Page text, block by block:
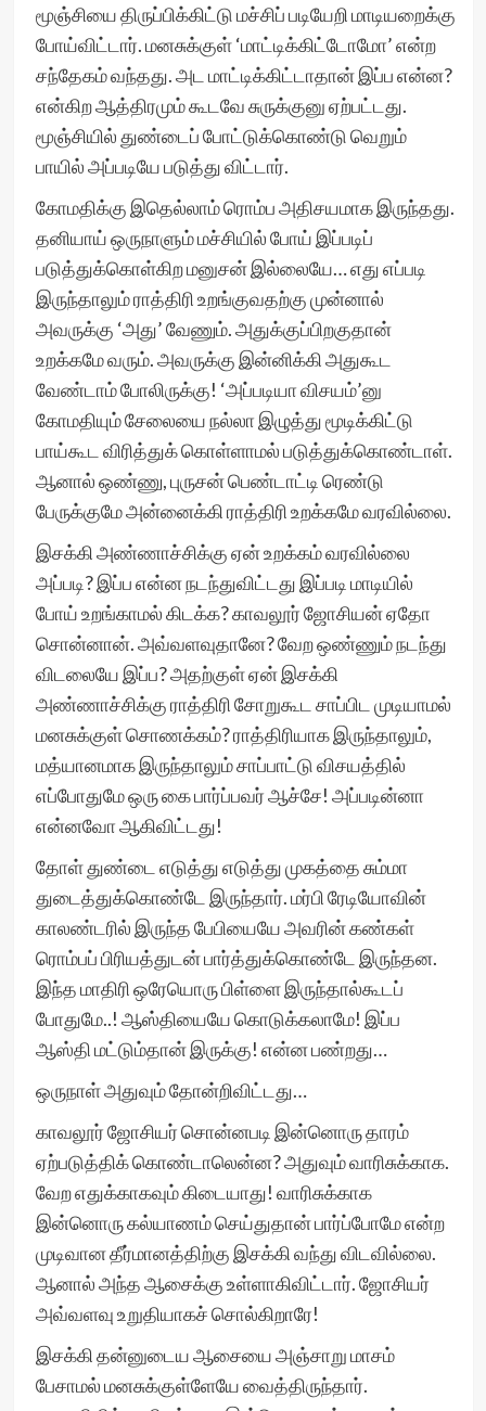
மூஞ்சியை திருப்பிக்கிட்டு மச்சிப் படியேறி மாடியறைக்கு
போய்விட்டார். மனசுக்குள் ‘மாட்டிக்கிட்டோமோ’ என்ற
சந்தேகம் வந்தது. அட மாட்டிக்கிட்டாதான் இப்ப என்ன?
என்கிற ஆத்திரமும் கூடவே சுருக்குனு ஏற்பட்டது.
மூஞ்சியில் துண்டைப் போட்டுக்கொண்டு வெறும்
பாயில் அப்படியே படுத்து விட்டார்.
கோமதிக்கு இதெல்லாம் ரொம்ப அதிசயமாக இருந்தது.
தனியாய் ஒருநாளும் மச்சியில் போய் இப்படிப்
படுத்துக்கொள்கிற மனுசன் இல்லையே… எது எப்படி
இருந்தாலும் ராத்திரி உறங்குவதற்கு முன்னால்
அவருக்கு ‘அது’ வேணும். அதுக்குப்பிறகுதான்
உறக்கமே வரும். அவருக்கு இன்னிக்கி அதுகூட
வேண்டாம் போலிருக்கு! ‘அப்படியா விசயம்’னு
கோமதியும் சேலையை நல்லா இழுத்து மூடிக்கிட்டு
பாய்கூட விரித்துக் கொள்ளாமல் படுத்துக்கொண்டாள்.
ஆனால் ஒண்ணு, புருசன் பெண்டாட்டி ரெண்டு
பேருக்குமே அன்னைக்கி ராத்திரி உறக்கமே வரவில்லை.
இசக்கி அண்ணாச்சிக்கு ஏன் உறக்கம் வரவில்லை
அப்படி? இப்ப என்ன நடந்துவிட்டது இப்படி மாடியில்
போய் உறங்காமல் கிடக்க? காவலூர் ஜோசியன் ஏதோ
சொன்னான். அவ்வளவுதானே? வேற ஒண்ணும் நடந்து
விடலையே இப்ப? அதற்குள் ஏன் இசக்கி
அண்ணாச்சிக்கு ராத்திரி சோறுகூட சாப்பிட முடியாமல்
மனசுக்குள் சொணக்கம்? ராத்திரியாக இருந்தாலும்,
மத்யானமாக இருந்தாலும் சாப்பாட்டு விசயத்தில்
எப்போதுமே ஒரு கை பார்ப்பவர் ஆச்சே! அப்படின்னா
என்னவோ ஆகிவிட்டது!
தோள் துண்டை எடுத்து எடுத்து முகத்தை சும்மா
துடைத்துக்கொண்டே இருந்தார். மர்பி ரேடியோவின்
காலண்டரில் இருந்த பேபியையே அவரின் கண்கள்
ரொம்பப் பிரியத்துடன் பார்த்துக்கொண்டே இருந்தன.
இந்த மாதிரி ஒரேயொரு பிள்ளை இருந்தால்கூடப்
போதுமே..! ஆஸ்தியையே கொடுக்கலாமே! இப்ப
ஆஸ்தி மட்டும்தான் இருக்கு! என்ன பண்றது…
ஒருநாள் அதுவும் தோன்றிவிட்டது…
காவலூர் ஜோசியர் சொன்னபடி இன்னொரு தாரம்
ஏற்படுத்திக் கொண்டாலென்ன? அதுவும் வாரிசுக்காக.
வேற எதுக்காகவும் கிடையாது! வாரிசுக்காக
இன்னொரு கல்யாணம் செய்துதான் பார்ப்போமே என்ற
முடிவான தீர்மானத்திற்கு இசக்கி வந்து விடவில்லை.
ஆனால் அந்த ஆசைக்கு உள்ளாகிவிட்டார். ஜோசியர்
அவ்வளவு உறுதியாகச் சொல்கிறாரே!
இசக்கி தன்னுடைய ஆசையை அஞ்சாறு மாசம்
பேசாமல் மனசுக்குள்ளேயே வைத்திருந்தார்.